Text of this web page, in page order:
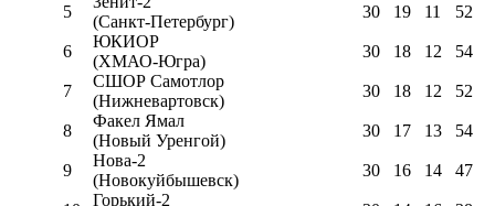
5
(Санкт-Петербург)
30 19 11 52
6
ЮКИОР
(ХМАО-Югра)
30 18 12 54
7
СШОР Самотлор
(Нижневартовск)
30 18 12 52
8
Факел Ямал
(Новый Уренгой)
30 17 13 54
9
Нова-2
(Новокуйбышевск)
30 16 14 47
Горький-2